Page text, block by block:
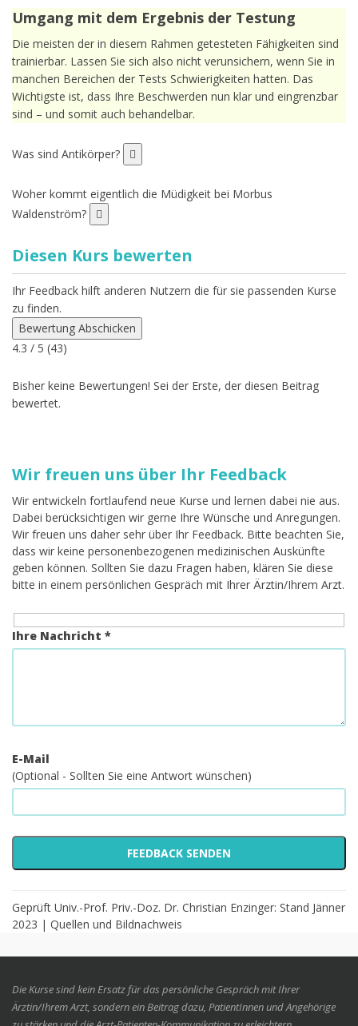
Umgang mit dem Ergebnis der Testung
Die meisten der in diesem Rahmen getesteten Fähigkeiten sind
trainierbar. Lassen Sie sich also nicht verunsichern, wenn Sie in
manchen Bereichen der Tests Schwierigkeiten hatten. Das
Wichtigste ist, dass Ihre Beschwerden nun klar und eingrenzbar
sind – und somit auch behandelbar.
Was sind Antikörper?
Woher kommt eigentlich die Müdigkeit bei Morbus
Waldenström?
Diesen Kurs bewerten
Ihr Feedback hilft anderen Nutzern die für sie passenden Kurse
zu finden.
Bewertung Abschicken
4.3 / 5 (43)
Bisher keine Bewertungen! Sei der Erste, der diesen Beitrag
bewertet.
Wir freuen uns über Ihr Feedback
Wir entwickeln fortlaufend neue Kurse und lernen dabei nie aus.
Dabei berücksichtigen wir gerne Ihre Wünsche und Anregungen.
Wir freuen uns daher sehr über Ihr Feedback. Bitte beachten Sie,
dass wir keine personenbezogenen medizinischen Auskünfte
geben können. Sollten Sie dazu Fragen haben, klären Sie diese
bitte in einem persönlichen Gespräch mit Ihrer Ärztin/Ihrem Arzt.
Ihre Nachricht *
E-Mail
(Optional - Sollten Sie eine Antwort wünschen)
Geprüft Univ.-Prof. Priv.-Doz. Dr. Christian Enzinger: Stand Jänner
2023 | Quellen und Bildnachweis
Die Kurse sind kein Ersatz für das persönliche Gespräch mit Ihrer
Ärztin/Ihrem Arzt, sondern ein Beitrag dazu, PatientInnen und Angehörige